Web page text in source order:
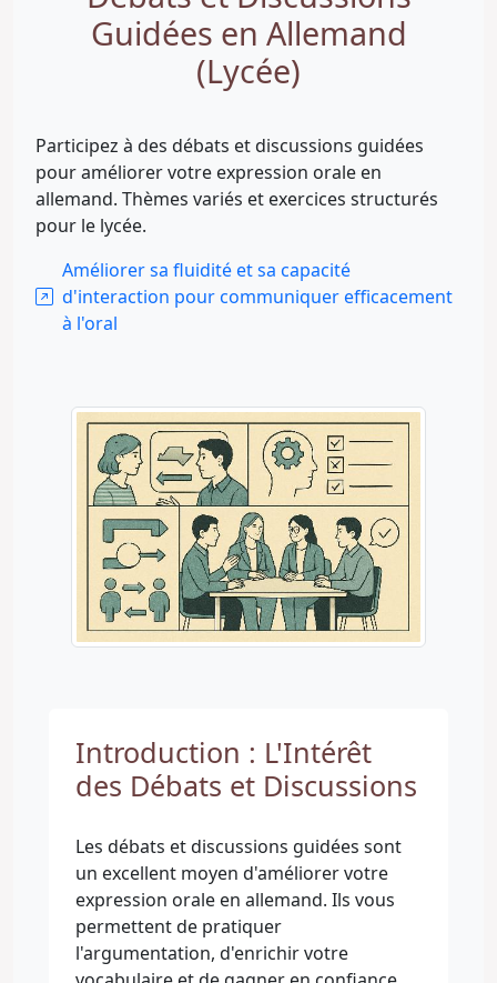
Guidées en Allemand
(Lycée)
Participez à des débats et discussions guidées
pour améliorer votre expression orale en
allemand. Thèmes variés et exercices structurés
pour le lycée.
Améliorer sa fluidité et sa capacité
d'interaction pour communiquer efficacement
à l'oral
Introduction : L'Intérêt
des Débats et Discussions
Les débats et discussions guidées sont
un excellent moyen d'améliorer votre
expression orale en allemand. Ils vous
permettent de pratiquer
l'argumentation, d'enrichir votre